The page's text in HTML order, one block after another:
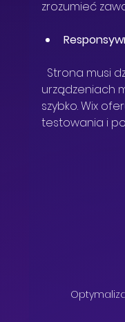
zrozumieć
urządzeniach
szybko. Wix
testowania i